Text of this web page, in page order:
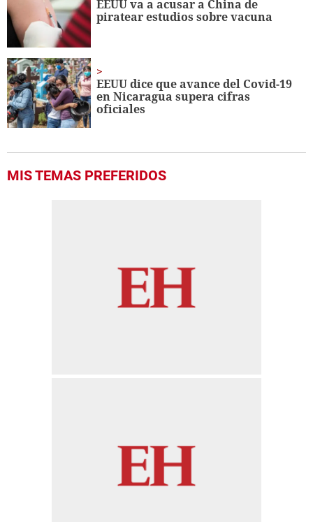
EEUU va a acusar a China de
piratear estudios sobre vacuna
EEUU dice que avance del Covid-19
en Nicaragua supera cifras
oficiales
MIS TEMAS PREFERIDOS